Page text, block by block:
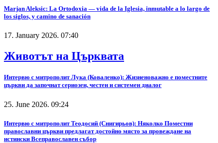
Marjan Aleksic: La Ortodoxia — vida de la Iglesia, inmutable a lo largo de
los siglos, y camino de sanación
17. January 2026. 07:40
Животът на Църквата
Интервю с митрополит Лука (Коваленко): Жизненоважно е поместните
църкви да започнат сериозен, честен и системен диалог
25. June 2026. 09:24
Интервю с митрополит Теодосий (Снигирьов): Няколко Поместни
православни църкви предлагат достойно място за провеждане на
истински Всеправославен събор